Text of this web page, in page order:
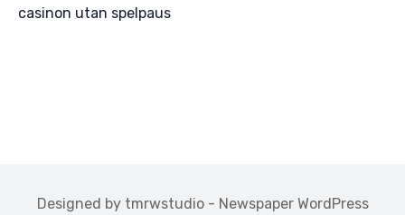
casinon utan spelpaus
Designed by tmrwstudio - Newspaper WordPress